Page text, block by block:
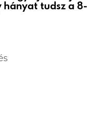
hányat tudsz a 8-